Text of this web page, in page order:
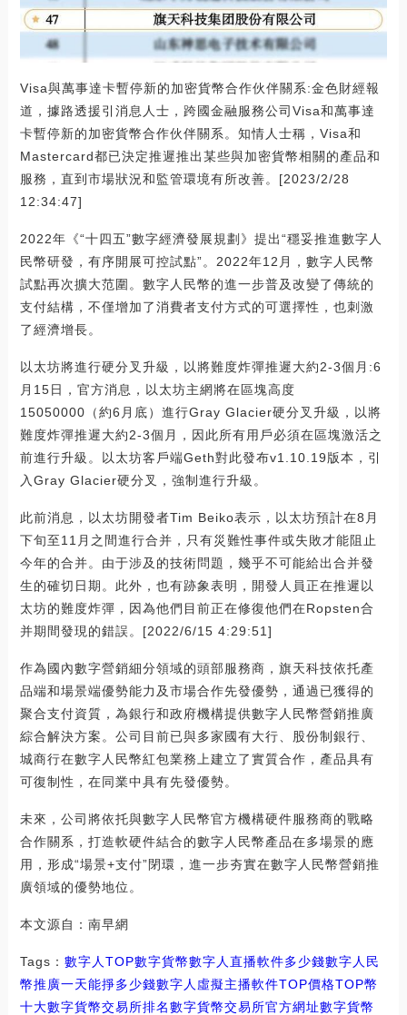
Visa與萬事達卡暫停新的加密貨幣合作伙伴關系:金色財經報
道，據路透援引消息人士，跨國金融服務公司Visa和萬事達
卡暫停新的加密貨幣合作伙伴關系。知情人士稱，Visa和
Mastercard都已決定推遲推出某些與加密貨幣相關的產品和
服務，直到市場狀況和監管環境有所改善。[2023/2/28
12:34:47]
2022年《“十四五”數字經濟發展規劃》提出“穩妥推進數字人
民幣研發，有序開展可控試點”。2022年12月，數字人民幣
試點再次擴大范圍。數字人民幣的進一步普及改變了傳統的
支付結構，不僅增加了消費者支付方式的可選擇性，也刺激
了經濟增長。
以太坊將進行硬分叉升級，以將難度炸彈推遲大約2-3個月:6
月15日，官方消息，以太坊主網將在區塊高度
15050000（約6月底）進行Gray Glacier硬分叉升級，以將
難度炸彈推遲大約2-3個月，因此所有用戶必須在區塊激活之
前進行升級。以太坊客戶端Geth對此發布v1.10.19版本，引
入Gray Glacier硬分叉，強制進行升級。
此前消息，以太坊開發者Tim Beiko表示，以太坊預計在8月
下旬至11月之間進行合并，只有災難性事件或失敗才能阻止
今年的合并。由于涉及的技術問題，幾乎不可能給出合并發
生的確切日期。此外，也有跡象表明，開發人員正在推遲以
太坊的難度炸彈，因為他們目前正在修復他們在Ropsten合
并期間發現的錯誤。[2022/6/15 4:29:51]
作為國內數字營銷細分領域的頭部服務商，旗天科技依托產
品端和場景端優勢能力及市場合作先發優勢，通過已獲得的
聚合支付資質，為銀行和政府機構提供數字人民幣營銷推廣
綜合解決方案。公司目前已與多家國有大行、股份制銀行、
城商行在數字人民幣紅包業務上建立了實質合作，產品具有
可復制性，在同業中具有先發優勢。
未來，公司將依托與數字人民幣官方機構硬件服務商的戰略
合作關系，打造軟硬件結合的數字人民幣產品在多場景的應
用，形成“場景+支付”閉環，進一步夯實在數字人民幣營銷推
廣領域的優勢地位。
本文源自：南早網
Tags： 數字人 TOP數字貨幣數字人直播軟件多少錢數字人民
幣推廣一天能掙多少錢數字人虛擬主播軟件TOP價格TOP幣
十大數字貨幣交易所排名數字貨幣交易所官方網址數字貨幣